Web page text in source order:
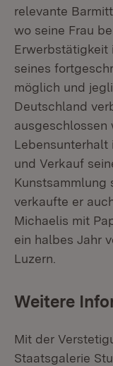
relevante
wo seine Frau
Erwerbstätigkeit
seines
möglich und
Deutschland
ausgeschlossen
Lebensunterhalt
und Verkauf
Kunstsammlung
verkaufte er
Michaelis mit
ein halbes Jahr
Luzern.
Weitere
Mit der
Staatsgalerie